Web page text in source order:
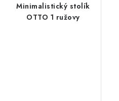
Minimalistický stolík
OTTO 1 ružovy